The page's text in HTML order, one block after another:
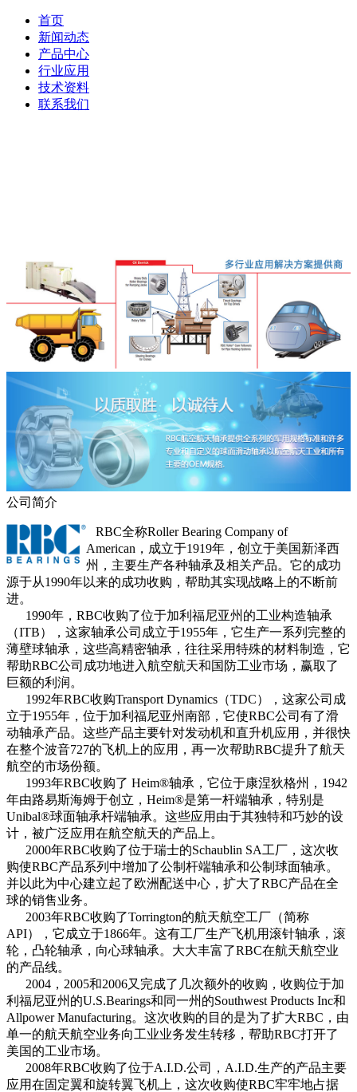
首页
新闻动态
产品中心
行业应用
技术资料
联系我们
公司简介
RBC全称Roller Bearing Company of
American，成立于1919年，创立于美国新泽西
州，主要生产各种轴承及相关产品。它的成功
源于从1990年以来的成功收购，帮助其实现战略上的不断前
进。
1990年，RBC收购了位于加利福尼亚州的工业构造轴承
（ITB），这家轴承公司成立于1955年，它生产一系列完整的
薄壁球轴承，这些高精密轴承，往往采用特殊的材料制造，它
帮助RBC公司成功地进入航空航天和国防工业市场，赢取了
巨额的利润。
1992年RBC收购Transport Dynamics（TDC），这家公司成
立于1955年，位于加利福尼亚州南部，它使RBC公司有了滑
动轴承产品。这些产品主要针对发动机和直升机应用，并很快
在整个波音727的飞机上的应用，再一次帮助RBC提升了航天
航空的市场份额。
1993年RBC收购了 Heim®轴承，它位于康涅狄格州，1942
年由路易斯海姆于创立，Heim®是第一杆端轴承，特别是
Unibal®球面轴承杆端轴承。这些应用由于其独特和巧妙的设
计，被广泛应用在航空航天的产品上。
2000年RBC收购了位于瑞士的Schaublin SA工厂，这次收
购使RBC产品系列中增加了公制杆端轴承和公制球面轴承。
并以此为中心建立起了欧洲配送中心，扩大了RBC产品在全
球的销售业务。
2003年RBC收购了Torrington的航天航空工厂（简称
API），它成立于1866年。这有工厂生产飞机用滚针轴承，滚
轮，凸轮轴承，向心球轴承。大大丰富了RBC在航天航空业
的产品线。
2004，2005和2006又完成了几次额外的收购，收购位于加
利福尼亚州的U.S.Bearings和同一州的Southwest Products Inc和
Allpower Manufacturing。这次收购的目的是为了扩大RBC，由
单一的航天航空业务向工业业务发生转移，帮助RBC打开了
美国的工业市场。
2008年RBC收购了位于A.I.D.公司，A.I.D.生产的产品主要
应用在固定翼和旋转翼飞机上，这次收购使RBC牢牢地占据